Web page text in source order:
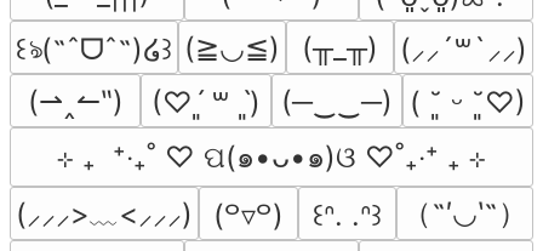
꒰ঌ(˶ˆᗜˆ˵)໒꒱ (≧◡≦) (╥_╥)
(⸝⸝´꒳`⸝⸝)
(⇀‸↼‶)
(♡ˊ͈ ꒳ ˋ͈) (─‿‿─)
( ˘͈ ᵕ ˘͈♡)
⊹ ₊  ⁺‧₊˚ ♡ ପ(๑•ᴗ•๑)ଓ ♡˚₊‧⁺ ₊ ⊹
(⸝⸝⸝>﹏<⸝⸝⸝)
(꒪▿꒪) ꒰ᐢ. .ᐢ꒱
（˶′◡‵˶）